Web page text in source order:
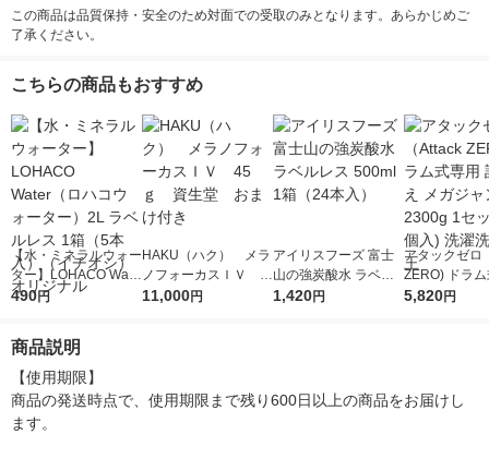
この商品は品質保持・安全のため対面での受取のみとなります。あらかじめご
了承ください。
こちらの商品もおすすめ
【水・ミネラルウォー
ター】LOHACO Wate
r（ロハコウォータ
シ） オリジナル
490円
HAKU（ハク） メラ
ノフォーカスＩＶ 4
5ｇ 資生堂 おまけ
11,000円
アイリスフーズ 富士
山の強炭酸水 ラベル
レス 500ml 1箱（24
1,420円
アタックゼロ
ZERO) ドラ
詰め替え メガ
5,820円
商品説明
【使用期限】
商品の発送時点で、使用期限まで残り600日以上の商品をお届けし
ます。